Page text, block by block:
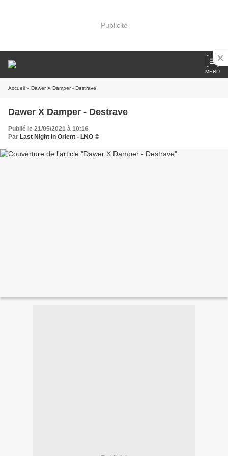
Publicité
MENU
Accueil » Dawer X Damper - Destrave
Dawer X Damper - Destrave
Publié le 21/05/2021 à 10:16
Par Last Night in Orient - LNO ©